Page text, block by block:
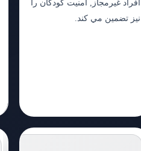
افراد غيرمجاز, امنيت كودكان را
نيز تضمين مي كند.